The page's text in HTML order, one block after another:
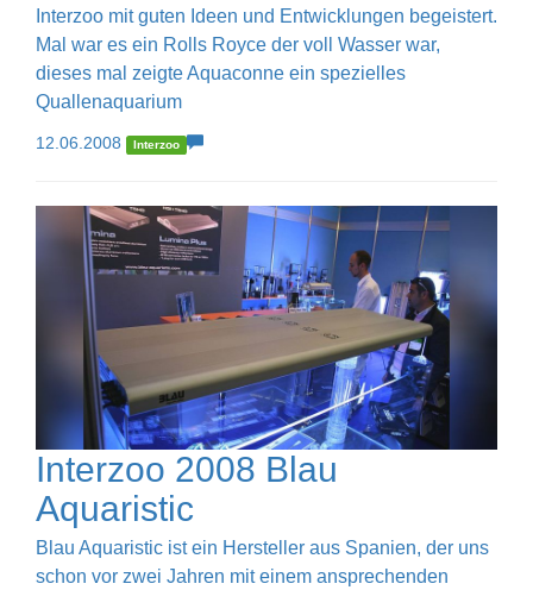
Interzoo mit guten Ideen und Entwicklungen begeistert.
Mal war es ein Rolls Royce der voll Wasser war,
dieses mal zeigte Aquaconne ein spezielles
Quallenaquarium
12.06.2008 Interzoo
Interzoo 2008 Blau
Aquaristic
Blau Aquaristic ist ein Hersteller aus Spanien, der uns
schon vor zwei Jahren mit einem ansprechenden